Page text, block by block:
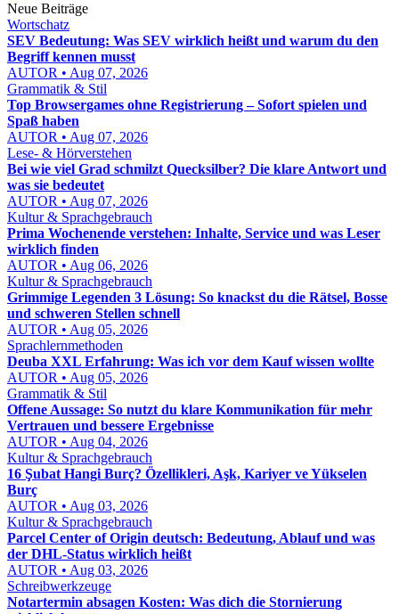
Neue Beiträge
Wortschatz
SEV Bedeutung: Was SEV wirklich heißt und warum du den
Begriff kennen musst
AUTOR • Aug 07, 2026
Grammatik & Stil
Top Browsergames ohne Registrierung – Sofort spielen und
Spaß haben
AUTOR • Aug 07, 2026
Lese- & Hörverstehen
Bei wie viel Grad schmilzt Quecksilber? Die klare Antwort und
was sie bedeutet
AUTOR • Aug 07, 2026
Kultur & Sprachgebrauch
Prima Wochenende verstehen: Inhalte, Service und was Leser
wirklich finden
AUTOR • Aug 06, 2026
Kultur & Sprachgebrauch
Grimmige Legenden 3 Lösung: So knackst du die Rätsel, Bosse
und schweren Stellen schnell
AUTOR • Aug 05, 2026
Sprachlernmethoden
Deuba XXL Erfahrung: Was ich vor dem Kauf wissen wollte
AUTOR • Aug 05, 2026
Grammatik & Stil
Offene Aussage: So nutzt du klare Kommunikation für mehr
Vertrauen und bessere Ergebnisse
AUTOR • Aug 04, 2026
Kultur & Sprachgebrauch
16 Şubat Hangi Burç? Özellikleri, Aşk, Kariyer ve Yükselen
Burç
AUTOR • Aug 03, 2026
Kultur & Sprachgebrauch
Parcel Center of Origin deutsch: Bedeutung, Ablauf und was
der DHL-Status wirklich heißt
AUTOR • Aug 03, 2026
Schreibwerkzeuge
Notartermin absagen Kosten: Was dich die Stornierung